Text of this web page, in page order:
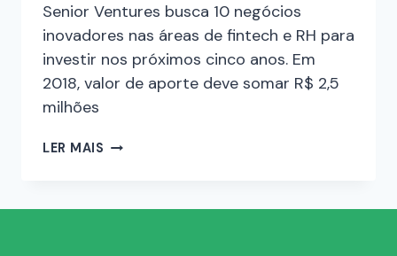
Senior Ventures busca 10 negócios
inovadores nas áreas de fintech e RH para
investir nos próximos cinco anos. Em
2018, valor de aporte deve somar R$ 2,5
milhões
LER MAIS